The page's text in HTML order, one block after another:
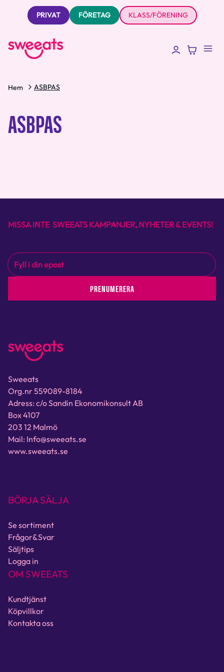
PRIVAT FÖRETAG KLASS/FÖRENING
Hem ASBPAS
ASBPAS
MISSA INTE SWEEATS KAMPANJER, NYHETER & EVENTS!
PRENUMERERA
Sweeats
Org.nr 559089-8184
Adress: c/o Sandin Ekonomikonsult AB
Box 4107
203 12 Malmö
Mail: Info@sweeats.se
www.sweeats.se
BÖRJA SÄLJA
Se sortiment
Frågor&Svar
Säljtips
Logga in
OM SWEEATS
Kundtjänst
Köpvillkor
Kontakta oss